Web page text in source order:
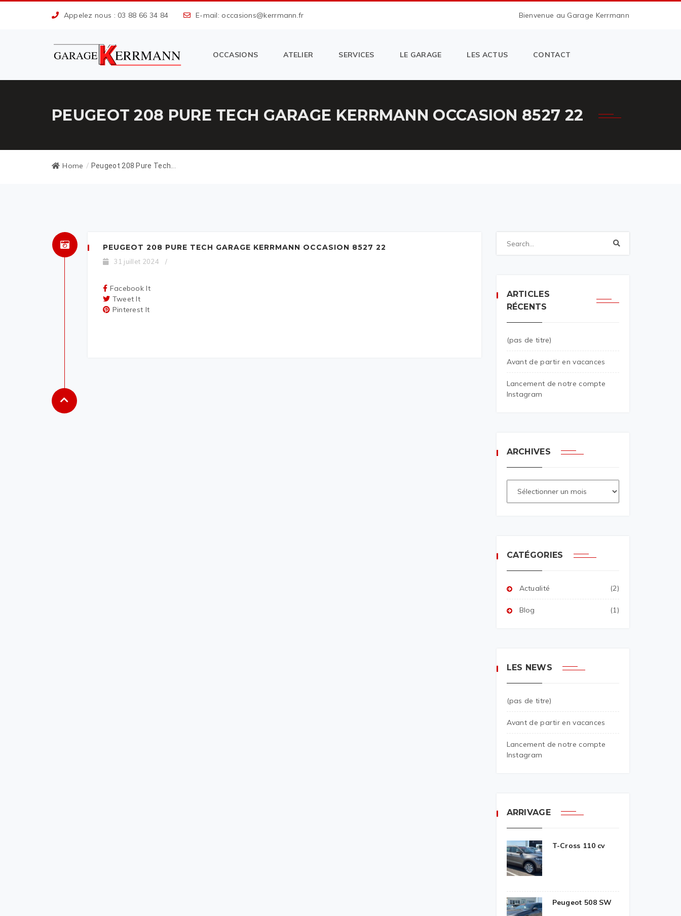
Appelez nous : 03 88 66 34 84 E-mail: occasions@kerrmann.fr Bienvenue au Garage Kerrmann
OCCASIONS ATELIER SERVICES LE GARAGE LES ACTUS CONTACT
PEUGEOT 208 PURE TECH GARAGE KERRMANN OCCASION 8527 22
Home / Peugeot 208 Pure Tech...
PEUGEOT 208 PURE TECH GARAGE KERRMANN OCCASION 8527 22
31 juillet 2024 /
Facebook It
Tweet It
Pinterest It
ARTICLES
RÉCENTS
(pas de titre)
Avant de partir en vacances
Lancement de notre compte
Instagram
ARCHIVES
CATÉGORIES
Actualité (2)
Blog (1)
LES NEWS
(pas de titre)
Avant de partir en vacances
Lancement de notre compte
Instagram
ARRIVAGE
T-Cross 110 cv
Peugeot 508 SW